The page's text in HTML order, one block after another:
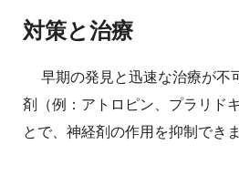
対策と治療
早期の発見と迅速な治療が不
剤（例：アトロピン、プラリド
とで、神経剤の作用を抑制できま